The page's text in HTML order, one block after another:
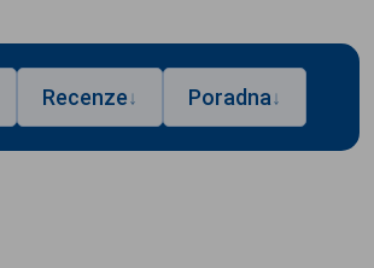
Recenze↓ Poradna↓